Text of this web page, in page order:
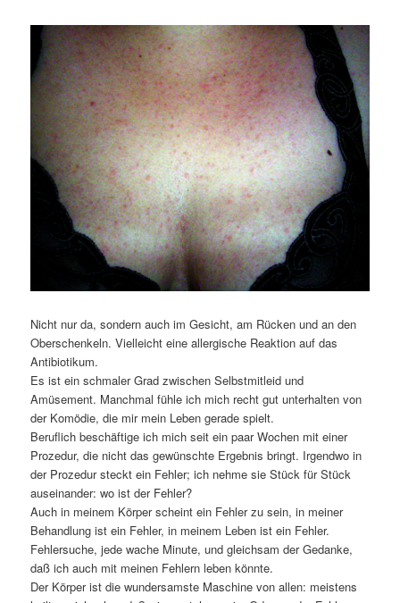
Nicht nur da, sondern auch im Gesicht, am Rücken und an den
Oberschenkeln. Vielleicht eine allergische Reaktion auf das
Antibiotikum.
Es ist ein schmaler Grad zwischen Selbstmitleid und
Amüsement. Manchmal fühle ich mich recht gut unterhalten von
der Komödie, die mir mein Leben gerade spielt.
Beruflich beschäftige ich mich seit ein paar Wochen mit einer
Prozedur, die nicht das gewünschte Ergebnis bringt. Irgendwo in
der Prozedur steckt ein Fehler; ich nehme sie Stück für Stück
auseinander: wo ist der Fehler?
Auch in meinem Körper scheint ein Fehler zu sein, in meiner
Behandlung ist ein Fehler, in meinem Leben ist ein Fehler.
Fehlersuche, jede wache Minute, und gleichsam der Gedanke,
daß ich auch mit meinen Fehlern leben könnte.
Der Körper ist die wundersamste Maschine von allen: meistens